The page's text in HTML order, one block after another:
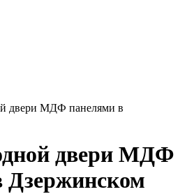
двери МДФ панелями в
двери МДФ
Дзержинском